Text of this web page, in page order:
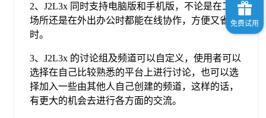
2、J2L3x 同时支持电脑版和手机版，不论是在工作
场所还是在外出办公时都能在线协作，方便又省
时。
3、J2L3x 的讨论组及频道可以自定义，使用者可以
选择在自己比较熟悉的平台上进行讨论，也可以选
择加入一些由其他人自己创建的频道，这样的话，
有更大的机会去进行各方面的交流。